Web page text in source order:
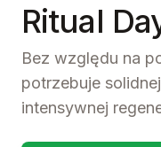
Ritual
Bez względu na
potrzebuje
intensywnej